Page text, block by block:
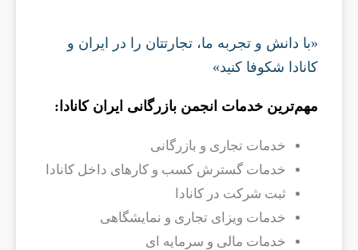
«با دانش و تجربه ما، تجارتتان را در ایران و
کانادا شکوفا کنید»
مهم‌ترین خدمات انجمن بازرگانی ایران کانادا:
خدمات تجاری و بازرگانی
خدمات گسترش کسب و کارهای داخل کانادا
ثبت شرکت در کانادا
خدمات ویزای تجاری و نمایشگاهی
خدمات مالی و سرمایه ای